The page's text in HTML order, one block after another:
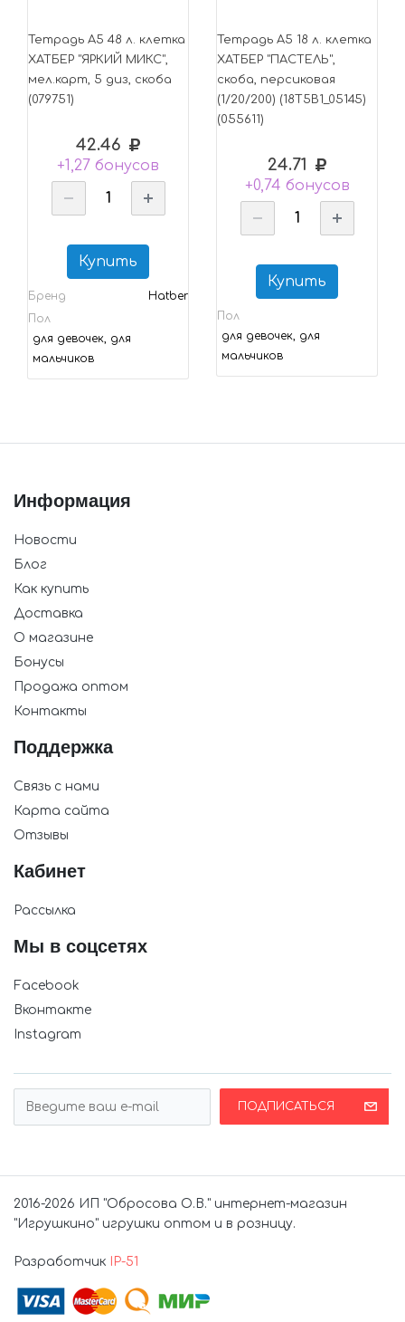
Тетрадь А5 48 л. клетка
ХАТБЕР "ЯРКИЙ МИКС",
мел.карт, 5 диз, скоба
(079751)
42.46
+1,27 бонусов
Купить
Бренд
Hatber
Пол
для девочек, для
мальчиков
Тетрадь А5 18 л. клетка
ХАТБЕР "ПАСТЕЛЬ",
скоба, персиковая
(1/20/200) (18Т5В1_05145)
(055611)
24.71
+0,74 бонусов
Купить
Пол
для девочек, для
мальчиков
Информация
Новости
Блог
Как купить
Доставка
О магазине
Бонусы
Продажа оптом
Контакты
Поддержка
Связь с нами
Карта сайта
Отзывы
Кабинет
Рассылка
Мы в соцсетях
Facebook
Вконтакте
Instagram
ПОДПИСАТЬСЯ
2016-2026 ИП "Обросова О.В." интернет-магазин
"Игрушкино" игрушки оптом и в розницу.
Разработчик IP-51